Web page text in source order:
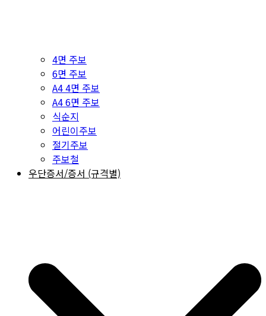
4면 주보
6면 주보
A4 4면 주보
A4 6면 주보
식순지
어린이주보
절기주보
주보철
우단증서/증서 (규격별)